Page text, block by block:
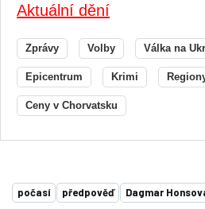
Aktuální dění
Zprávy Volby Válka na
Epicentrum Krimi
Ceny v Chorvatsku
počasí předpověď Dagmar